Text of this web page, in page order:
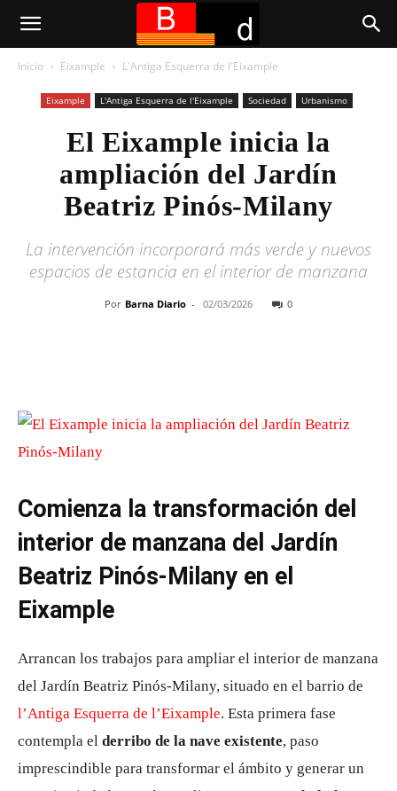
Inicio Eixample L'Antiga Esquerra de l'Eixample
Eixample L'Antiga Esquerra de l'Eixample Sociedad Urbanismo
El Eixample inicia la
ampliación del Jardín
Beatriz Pinós-Milany
La intervención incorporará más verde y nuevos
espacios de estancia en el interior de manzana
Por Barna Diario - 02/03/2026 0
Comienza la transformación del
interior de manzana del Jardín
Beatriz Pinós-Milany en el
Eixample
Arrancan los trabajos para ampliar el interior de manzana
del Jardín Beatriz Pinós-Milany, situado en el barrio de
l’Antiga Esquerra de l’Eixample. Esta primera fase
contempla el derribo de la nave existente, paso
imprescindible para transformar el ámbito y generar un